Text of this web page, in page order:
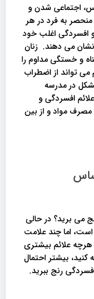
اجتماعی شدن و
به فرد در هر
و افسردگی اغلب خود
نشان می دهند. زنان
و خستگی مداوم را
می تواند از اضطراب
در مدرسه
افسردگی و
مواد و از بین
می برید؟ در حالی
است، اما چند علامت
هرچه علائم بیشتری
کنید، بیشتر احتمال
رنج ببرید.